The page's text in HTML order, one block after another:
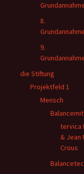
8.
9.
die Stiftung
Projektfeld 1
Mensch
tervica
& Jean
Crous